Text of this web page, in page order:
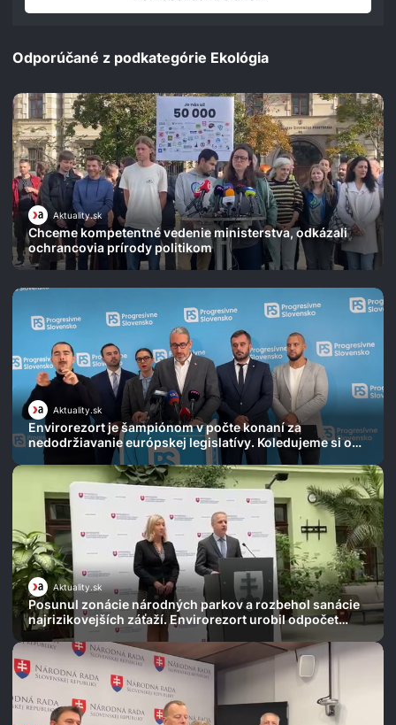
Odporúčané z podkategórie Ekológia
Aktuality.sk
Chceme kompetentné vedenie ministerstva, odkázali
ochrancovia prírody politikom
Aktuality.sk
Envirorezort je šampiónom v počte konaní za
nedodržiavanie európskej legislatívy. Koledujeme si o
ďalšie, varuje Michal Wiezik
Aktuality.sk
Posunul zonácie národných parkov a rozbehol sanácie
najrizikovejších záťaží. Envirorezort urobil odpočet
úloh